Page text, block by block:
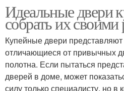
Идеальные двери
собрать их
Купейные двери
отличающиеся от привычных
полотна. Если пытаться
дверей в доме, может
силу только специалисту, но в